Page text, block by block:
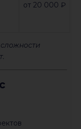
от 20 000 ₽